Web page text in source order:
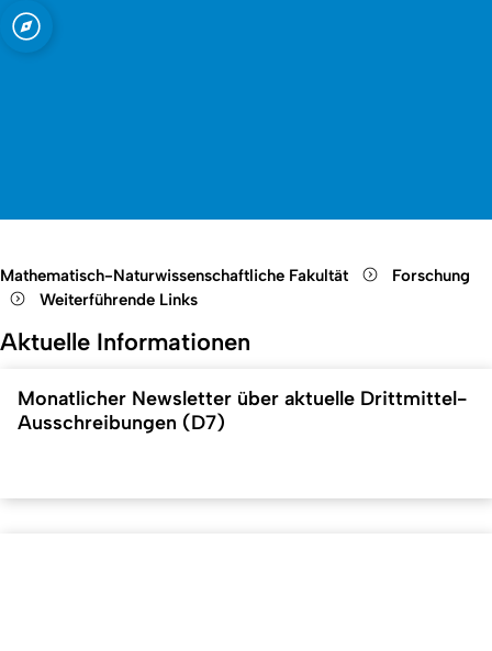
Open quicklink menu
Mathematisch-Naturwissenschaftliche Fakultät
Forschung
Weiterführende Links
Aktuelle Informationen
Monatlicher Newsletter über aktuelle Drittmittel-
Ausschreibungen (D7)